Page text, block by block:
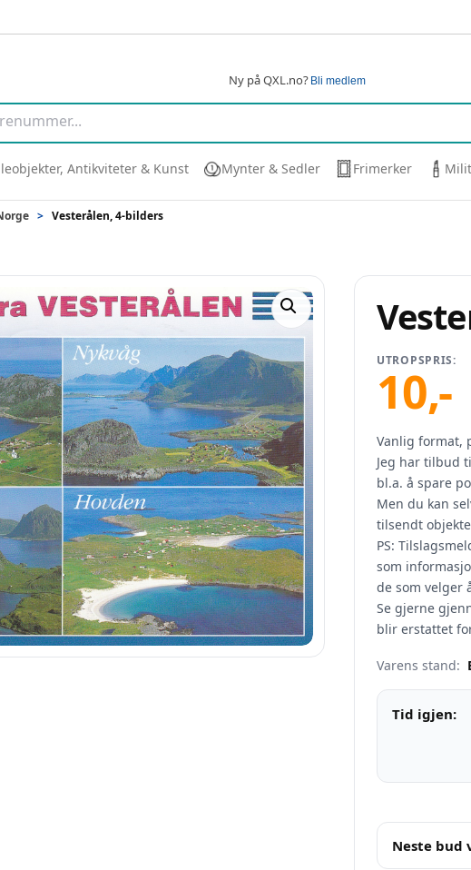
Ny på QXL.no? Bli medlem
Antikviteter & Kunst Mynter & Sedler Frimerker
> Vesterålen, 4-bilders
UTROPSPRIS:
10,-
Vanlig format,
Jeg har tilbud
bl.a. å spare
Men du kan
tilsendt
PS:
som
de som velger
Se gjerne
blir erstattet
Varens stand:
Tid igjen:
Neste bud